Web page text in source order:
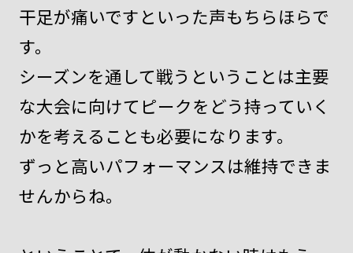
干足が痛いですといった声もちらほらで
す。
シーズンを通して戦うということは主要
な大会に向けてピークをどう持っていく
かを考えることも必要になります。
ずっと高いパフォーマンスは維持できま
せんからね。